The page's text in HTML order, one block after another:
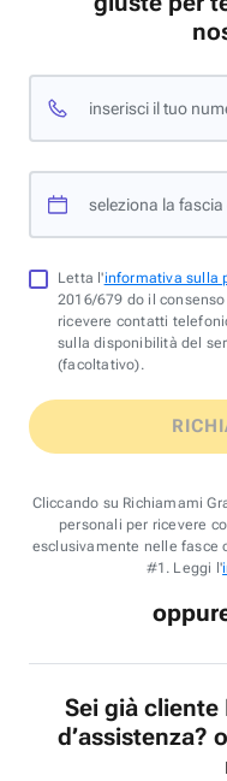
inserisci il tuo
seleziona la
Letta l'informativa sulla
2016/679 do il
ricevere contatti
sulla disponibilità del
(facoltativo).
Cliccando su Richiamami
personali per ricevere
esclusivamente nelle fasce
#1. Leggi l'
Sei già cliente
d’assistenza?